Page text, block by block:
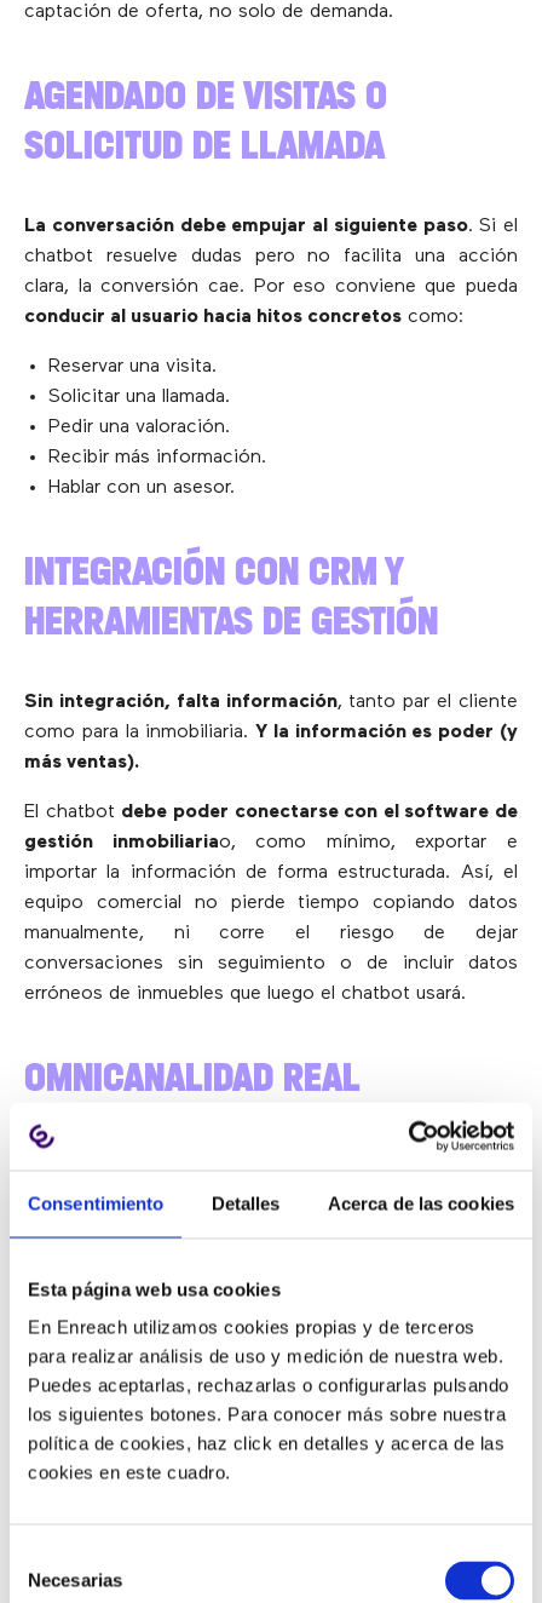
Consentimiento Detalles Acerca de las cookies
Esta página web usa cookies
En Enreach utilizamos cookies propias y de terceros
para realizar análisis de uso y medición de nuestra web.
Puedes aceptarlas, rechazarlas o configurarlas pulsando
los siguientes botones. Para conocer más sobre nuestra
política de cookies, haz click en detalles y acerca de las
cookies en este cuadro.
Necesarias
captación de oferta, no solo de demanda.
AGENDADO DE VISITAS O
SOLICITUD DE LLAMADA
La conversación debe empujar al siguiente paso. Si el
chatbot resuelve dudas pero no facilita una acción
clara, la conversión cae. Por eso conviene que pueda
conducir al usuario hacia hitos concretos como:
Reservar una visita.
Solicitar una llamada.
Pedir una valoración.
Recibir más información.
Hablar con un asesor.
INTEGRACIÓN CON CRM Y
HERRAMIENTAS DE GESTIÓN
Sin integración, falta información, tanto par el cliente
como para la inmobiliaria.Y la información es poder (y
más ventas).
El chatbot debe poder conectarse con el software de
gestión inmobiliariao, como mínimo, exportar e
importar la información de forma estructurada. Así, el
equipo comercial no pierde tiempo copiando datos
manualmente, ni corre el riesgo de dejar
conversaciones sin seguimiento o de incluir datos
erróneos de inmuebles que luego el chatbot usará.
OMNICANALIDAD REAL
El cliente no siempre entra por la web. Muchas
distintos canales
para que el proceso comercial no
Si este punto es prioritario para tu inmobiliaria, te
interesa revisar una solución comoEnreach
Omnichannel, pensada para unificar la atención al
cliente y las conversaciones comerciales.
AGENTE HUMANO